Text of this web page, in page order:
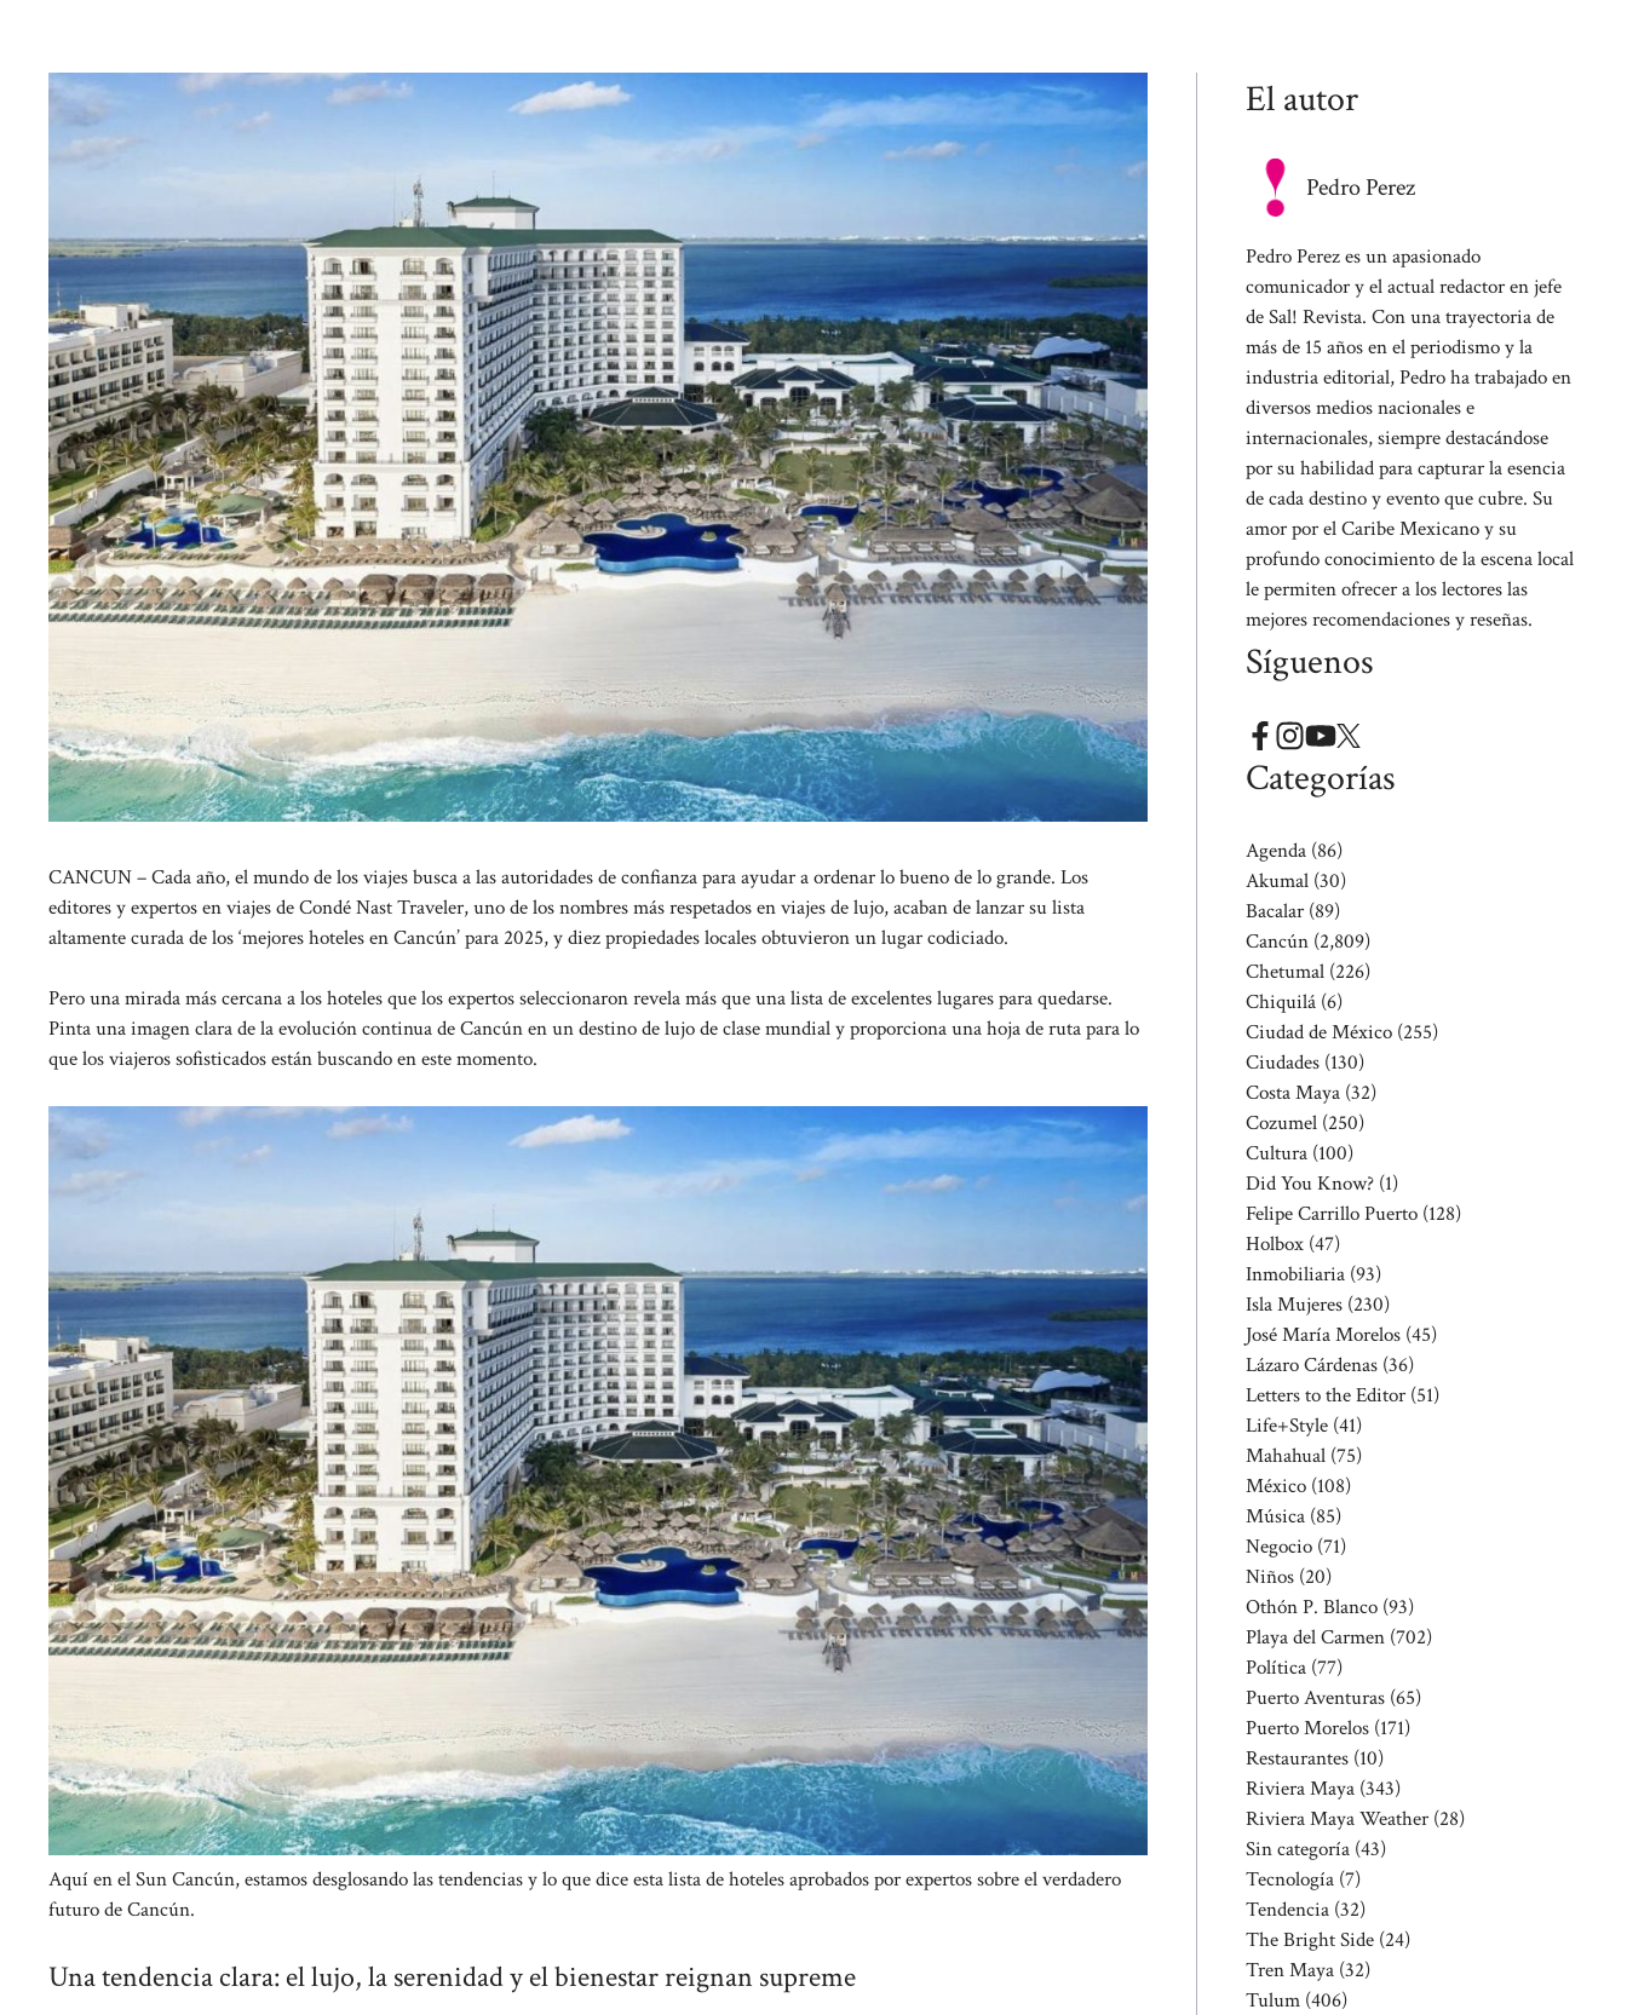
CANCUN – Cada año, el mundo de los viajes busca a las autoridades de confianza para ayudar a ordenar lo bueno de lo grande. Los
editores y expertos en viajes de Condé Nast Traveler, uno de los nombres más respetados en viajes de lujo, acaban de lanzar su lista
altamente curada de los ‘mejores hoteles en Cancún’ para 2025, y diez propiedades locales obtuvieron un lugar codiciado.
Pero una mirada más cercana a los hoteles que los expertos seleccionaron revela más que una lista de excelentes lugares para quedarse.
Pinta una imagen clara de la evolución continua de Cancún en un destino de lujo de clase mundial y proporciona una hoja de ruta para lo
que los viajeros sofisticados están buscando en este momento.
Aquí en el Sun Cancún, estamos desglosando las tendencias y lo que dice esta lista de hoteles aprobados por expertos sobre el verdadero
futuro de Cancún.
Una tendencia clara: el lujo, la serenidad y el bienestar reignan supreme
El autor
Pedro Perez
Pedro Perez es un apasionado
comunicador y el actual redactor en jefe
de Sal! Revista. Con una trayectoria de
más de 15 años en el periodismo y la
industria editorial, Pedro ha trabajado en
diversos medios nacionales e
internacionales, siempre destacándose
por su habilidad para capturar la esencia
de cada destino y evento que cubre. Su
amor por el Caribe Mexicano y su
profundo conocimiento de la escena local
le permiten ofrecer a los lectores las
mejores recomendaciones y reseñas.
Síguenos
Categorías
Agenda (86)
Akumal (30)
Bacalar (89)
Cancún (2,809)
Chetumal (226)
Chiquilá (6)
Ciudad de México (255)
Ciudades (130)
Costa Maya (32)
Cozumel (250)
Cultura (100)
Did You Know? (1)
Felipe Carrillo Puerto (128)
Holbox (47)
Inmobiliaria (93)
Isla Mujeres (230)
José María Morelos (45)
Lázaro Cárdenas (36)
Letters to the Editor (51)
Life+Style (41)
Mahahual (75)
México (108)
Música (85)
Negocio (71)
Niños (20)
Othón P. Blanco (93)
Playa del Carmen (702)
Política (77)
Puerto Aventuras (65)
Puerto Morelos (171)
Restaurantes (10)
Riviera Maya (343)
Riviera Maya Weather (28)
Sin categoría (43)
Tecnología (7)
Tendencia (32)
The Bright Side (24)
Tren Maya (32)
Tulum (406)